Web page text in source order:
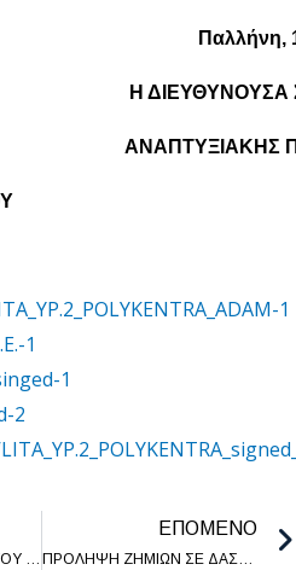
Παλλήνη,
Η
ΑΝΑΠΤΥΞΙΑΚΗΣ
1
1
1
2
ΕΠΟΜΕΝΟ